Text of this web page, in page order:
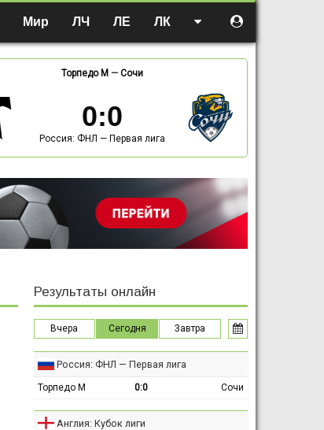
Мир ЛЧ ЛЕ ЛК
Торпедо М — Сочи
0:0
Россия: ФНЛ — Первая лига
Результаты онлайн
Вчера Сегодня Завтра
Россия: ФНЛ — Первая лига
Торпедо М 0:0 Сочи
Англия: Кубок лиги